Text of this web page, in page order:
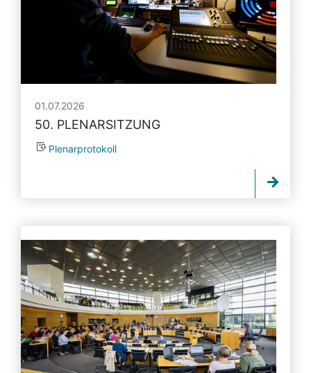
01.07.2026
50. PLENARSITZUNG
Plenarprotokoll